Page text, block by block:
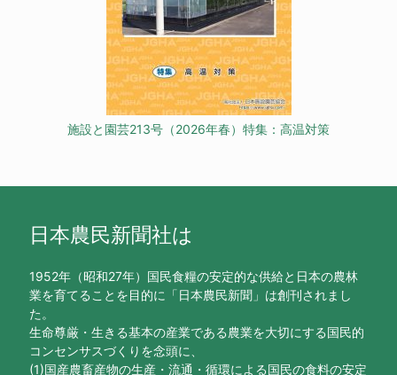
施設と園芸213号（2026年春）特集：高温対策
日本農民新聞社は
1952年（昭和27年）国民食糧の安定的な供給と日本の農林
業を育てることを目的に「日本農民新聞」は創刊されまし
た。
生命尊厳・生きる基本の産業である農業を大切にする国民的
コンセンサスづくりを念頭に、
(1)国産農畜産物の生産・流通・循環による国民の食料の安定